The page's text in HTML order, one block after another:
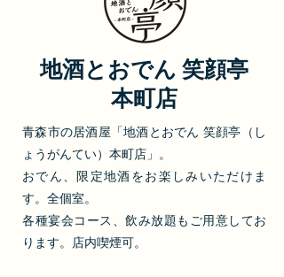
地酒とおでん 笑顔亭
本町店
青森市の居酒屋「地酒とおでん 笑顔亭（し
ょうがんてい）本町店」。
おでん、限定地酒をお楽しみいただけま
す。全個室。
各種宴会コース、飲み放題もご用意してお
ります。店内喫煙可。